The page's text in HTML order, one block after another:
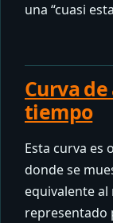
una “cuasi
Curva
tiempo
Esta curva es
donde se
equivalente
representado